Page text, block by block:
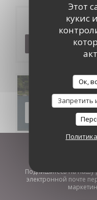
Этот
кукис
Ок,
Запретить
Будьте
Подпишитесь на нашу
электронной почте